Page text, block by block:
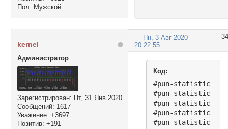
Пол: Мужской
34
Пн, 3 Авг 2020
20:22:55
kernel
Администратор
Зарегистрирован: Пт, 31 Янв 2020
Сообщений: 1617
Уважение: +3697
Позитив: +191
Код:
#pun-statistic
#pun-statistic
#pun-statistic
#pun-statistic